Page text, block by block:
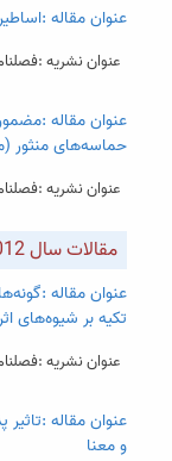
عنوان مقاله
عنوان نشریه
عنوان مقاله
حماسه‌های منثور
عنوان نشریه
مقالات سال 2012
عنوان مقاله
تکیه بر شیوه‌های
عنوان نشریه
عنوان مقاله
و معنا